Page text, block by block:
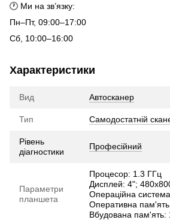
🕐 Ми на зв’язку:
Пн–Пт, 09:00–17:00
Сб, 10:00–16:00
Характеристики
Вид Автосканер
Тип Самодостатній
Рівень
діагностики
Професійний
Параметри
планшета
Процесор: 1.3 ГГц
Дисплей: 4";
Операційна
Оперативна
Вбудована пам'ять: